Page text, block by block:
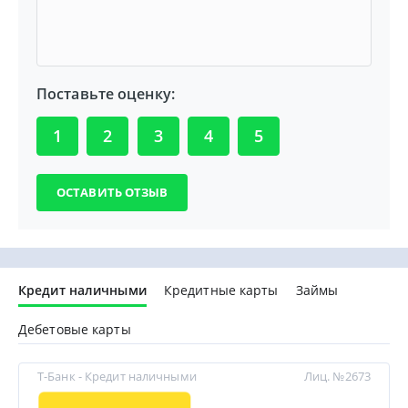
Поставьте оценку:
1 2 3 4 5
Кредит наличными Кредитные карты Займы
Дебетовые карты
Т-Банк - Кредит наличными Лиц. №2673